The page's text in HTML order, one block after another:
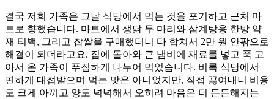
​결국 저희 가족은 그날 식당에서 먹는 것을 포기하고 근처 마
트로 향했습니다. 마트에서 생닭 두 마리와 삼계탕용 한방 약
재 티백, 그리고 찹쌀을 구매했더니 다 합쳐서 2만 원 안팎으로
해결이 되더라고요. 집에 돌아와 큰 냄비에 재료를 넣고 푹 고
아서 온 가족이 푸짐하게 나누어 먹었습니다. 비록 식당에서
편하게 대접받으며 먹는 맛은 아니었지만, 직접 끓여내니 비용
도 크게 아끼고 양도 넉넉해서 오히려 마음은 더 든든해지는